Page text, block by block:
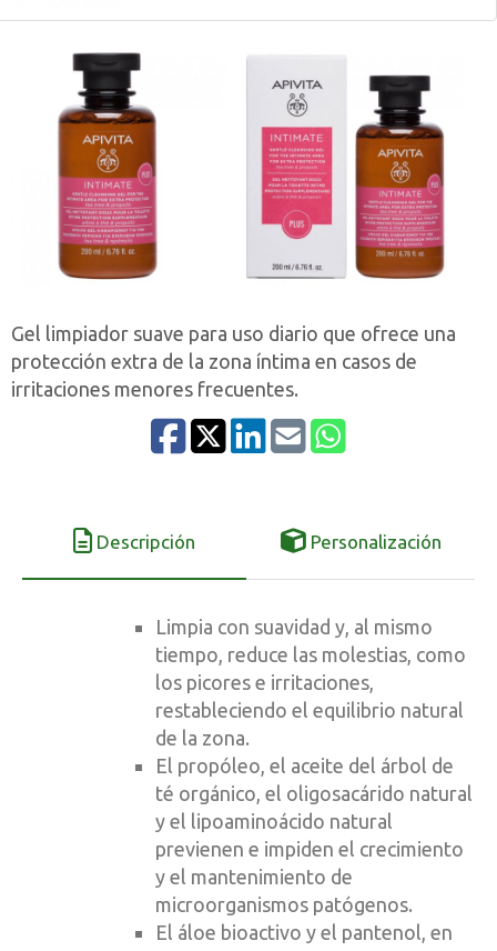
Gel limpiador suave para uso diario que ofrece una
protección extra de la zona íntima en casos de
irritaciones menores frecuentes.
Descripción Personalización
Limpia con suavidad y, al mismo
tiempo, reduce las molestias, como
los picores e irritaciones,
restableciendo el equilibrio natural
de la zona.
El propóleo, el aceite del árbol de
té orgánico, el oligosacárido natural
y el lipoaminoácido natural
previenen e impiden el crecimiento
y el mantenimiento de
microorganismos patógenos.
El áloe bioactivo y el pantenol, en